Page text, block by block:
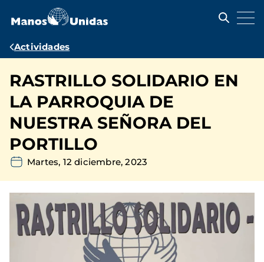
contenido
Ruta
navegación
Actividades
RASTRILLO SOLIDARIO EN
LA PARROQUIA DE
NUESTRA SEÑORA DEL
PORTILLO
Martes, 12 diciembre, 2023